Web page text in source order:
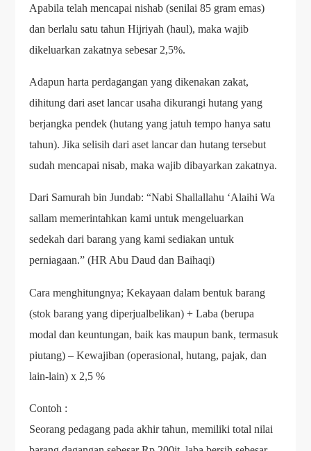
Apabila telah mencapai nishab (senilai 85 gram emas)
dan berlalu satu tahun Hijriyah (haul), maka wajib
dikeluarkan zakatnya sebesar 2,5%.
Adapun harta perdagangan yang dikenakan zakat,
dihitung dari aset lancar usaha dikurangi hutang yang
berjangka pendek (hutang yang jatuh tempo hanya satu
tahun). Jika selisih dari aset lancar dan hutang tersebut
sudah mencapai nisab, maka wajib dibayarkan zakatnya.
Dari Samurah bin Jundab: “Nabi Shallallahu ‘Alaihi Wa
sallam memerintahkan kami untuk mengeluarkan
sedekah dari barang yang kami sediakan untuk
perniagaan.” (HR Abu Daud dan Baihaqi)
Cara menghitungnya; Kekayaan dalam bentuk barang
(stok barang yang diperjualbelikan) + Laba (berupa
modal dan keuntungan, baik kas maupun bank, termasuk
piutang) – Kewajiban (operasional, hutang, pajak, dan
lain-lain) x 2,5 %
Contoh :
Seorang pedagang pada akhir tahun, memiliki total nilai